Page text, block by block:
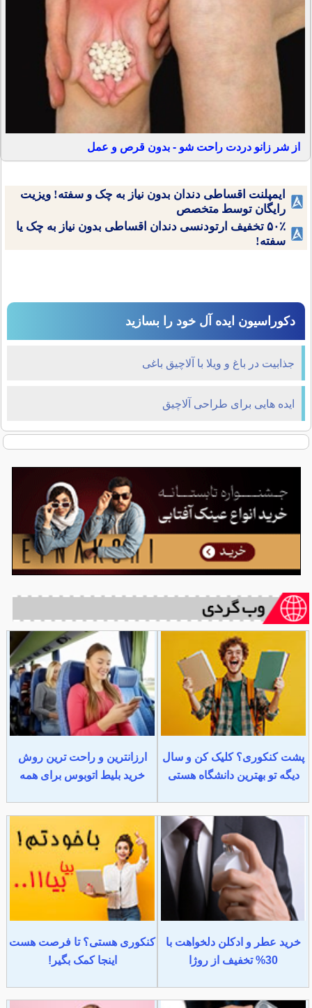
از شر زانو دردت راحت شو - بدون قرص و عمل
ایمپلنت اقساطی دندان بدون نیاز به چک و سفته! ویزیت
رایگان توسط متخصص
۵۰٪ تخفیف ارتودنسی دندان اقساطی بدون نیاز به چک یا
سفته!
دکوراسیون ایده آل خود را بسازید
جذابیت در باغ و ویلا با آلاچیق باغی
ایده هایی برای طراحی آلاچیق
پشت کنکوری؟ کلیک کن و سال
دیگه تو بهترین دانشگاه هستی
ارزانترین و راحت ترین روش
خرید بلیط اتوبوس برای همه
خرید عطر و ادکلن دلخواهت با
30% تخفیف از روژا
کنکوری هستی؟ تا فرصت هست
اینجا کمک بگیر!